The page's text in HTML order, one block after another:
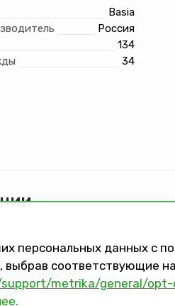
Basia
Россия
134
34
оферты
для слабовидящих
персональных данных с
выбрав соответствующие
metrika/general/